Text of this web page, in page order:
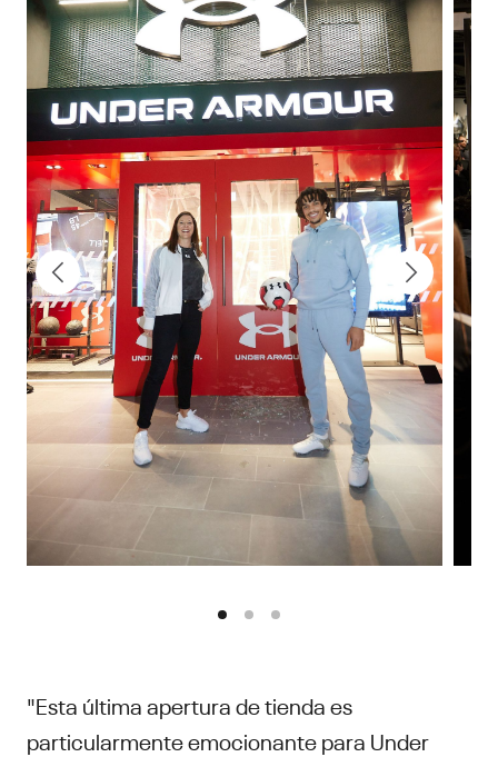
"Esta última apertura de tienda es
particularmente emocionante para Under